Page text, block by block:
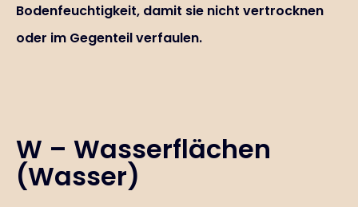
Bodenfeuchtigkeit, damit sie nicht vertrocknen
oder im Gegenteil verfaulen.
W – Wasserflächen
(Wasser)